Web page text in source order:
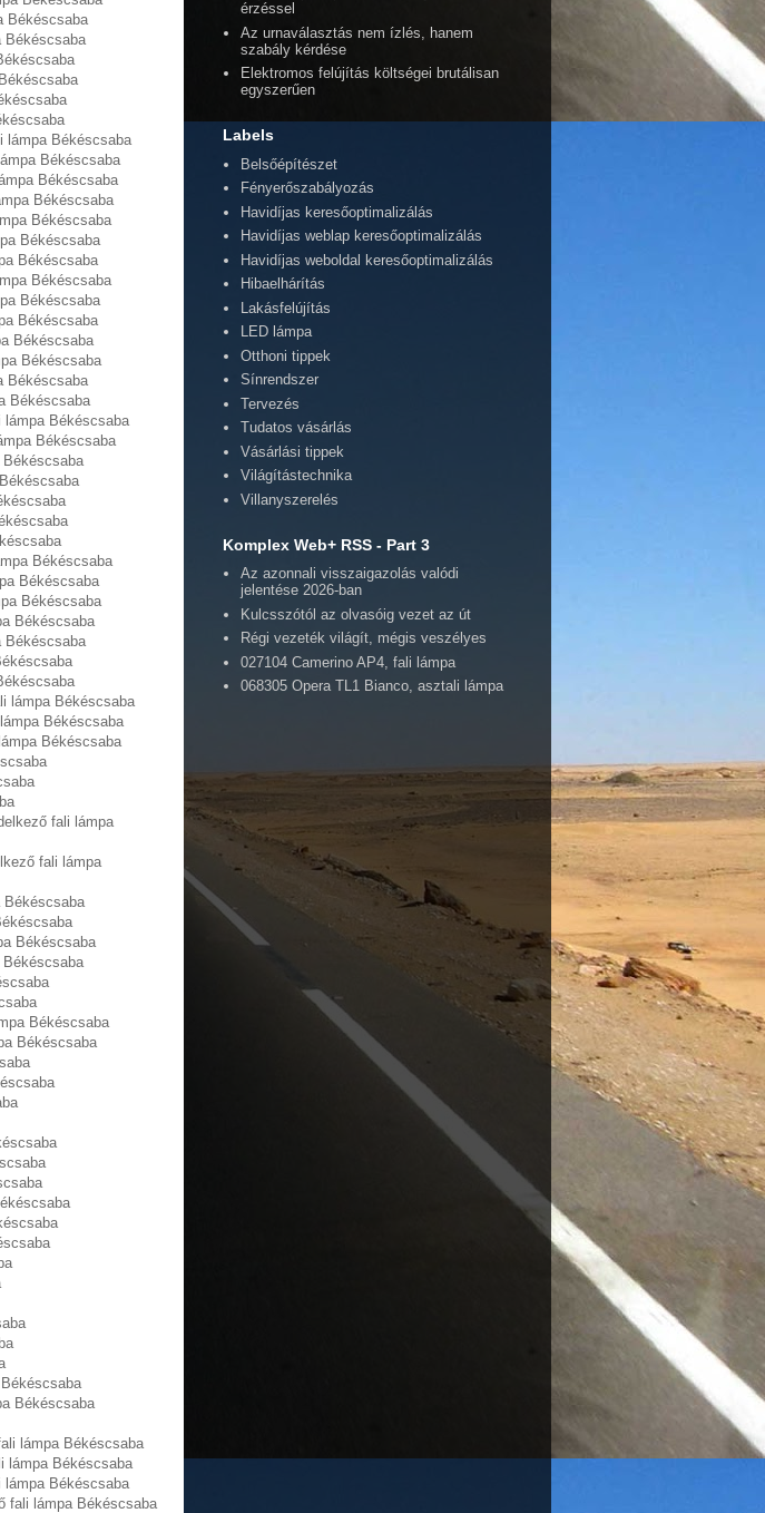
Békéscsaba
Békéscsaba
lámpa Békéscsaba
Békéscsaba
Békéscsaba
Békéscsaba
Békéscsaba
Békéscsaba
Békéscsaba
Békéscsaba
Békéscsaba
Békéscsaba
Békéscsaba
Békéscsaba
Békéscsaba
Békéscsaba
lámpa Békéscsaba
Békéscsaba
Békéscsaba
Békéscsaba
Békéscsaba
Békéscsaba
Békéscsaba
lámpa Békéscsaba
Békéscsaba
Békéscsaba
fali lámpa
fali lámpa
Békéscsaba
Békéscsaba
Békéscsaba
Békéscsaba
Békéscsaba
lámpa Békéscsaba
lámpa Békéscsaba
Békéscsaba
fali lámpa Békéscsaba
érzéssel
Az urnaválasztás nem ízlés, hanem
szabály kérdése
Elektromos felújítás költségei brutálisan
egyszerűen
Labels
Belsőépítészet
Fényerőszabályozás
Havidíjas keresőoptimalizálás
Havidíjas weblap keresőoptimalizálás
Havidíjas weboldal keresőoptimalizálás
Hibaelhárítás
Lakásfelújítás
LED lámpa
Otthoni tippek
Sínrendszer
Tervezés
Tudatos vásárlás
Vásárlási tippek
Világítástechnika
Villanyszerelés
Komplex Web+ RSS - Part 3
Az azonnali visszaigazolás valódi
jelentése 2026-ban
Kulcsszótól az olvasóig vezet az út
Régi vezeték világít, mégis veszélyes
027104 Camerino AP4, fali lámpa
068305 Opera TL1 Bianco, asztali lámpa